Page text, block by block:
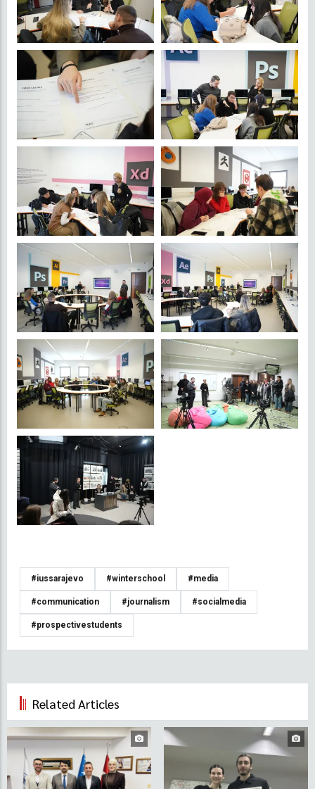
#iussarajevo #winterschool #media
#communication #journalism #socialmedia
#prospectivestudents
Related Articles